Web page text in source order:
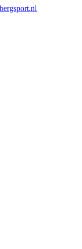
bergsport.nl